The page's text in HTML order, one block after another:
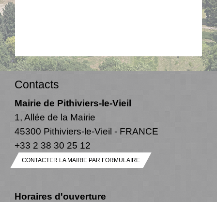
Contacts
Mairie de Pithiviers-le-Vieil
1, Allée de la Mairie
45300 Pithiviers-le-Vieil - FRANCE
+33 2 38 30 25 12
CONTACTER LA MAIRIE PAR FORMULAIRE
Horaires d'ouverture